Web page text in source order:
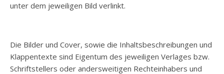
unter dem jeweiligen Bild verlinkt.
Die Bilder und Cover, sowie die Inhaltsbeschreibungen und
Klappentexte sind Eigentum des jeweiligen Verlages bzw.
Schriftstellers oder andersweitigen Rechteinhabers und